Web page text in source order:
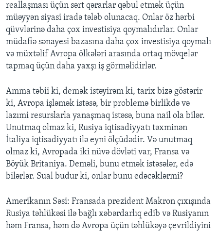
reallaşması üçün sərt qərarlar qəbul etmək üçün
müəyyən siyasi iradə tələb olunacaq. Onlar öz hərbi
qüvvlərinə daha çox investisiya qoymalıdırlar. Onlar
müdafiə sənayesi bazasına daha çox investisiya qoymalı
və müxtəlif Avropa ölkələri arasında ortaq mövqelər
tapmaq üçün daha yaxşı iş görməlidirlər.
Amma təbii ki, demək istəyirəm ki, tarix bizə göstərir
ki, Avropa işləmək istəsə, bir problemə birlikdə və
lazımi resurslarla yanaşmaq istəsə, buna nail ola bilər.
Unutmaq olmaz ki, Rusiya iqtisadiyyatı təxminən
İtaliya iqtisadiyyatı ilə eyni ölçüdədir. Və unutmaq
olmaz ki, Avropada iki nüvə dövləti var, Fransa və
Böyük Britaniya. Deməli, bunu etmək istəsələr, edə
bilərlər. Sual budur ki, onlar bunu edəcəklərmi?
Amerikanın Səsi: Fransada prezident Makron çıxışında
Rusiya təhlükəsi ilə bağlı xəbərdarlıq edib və Rusiyanın
həm Fransa, həm də Avropa üçün təhlükəyə çevrildiyini